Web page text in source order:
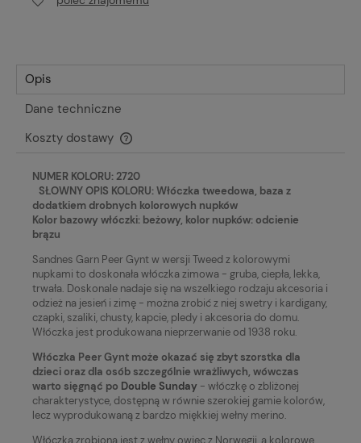
Opis
Dane techniczne
Koszty dostawy
Cena nie zawiera ewentualnych kosztów płatności
NUMER KOLORU: 2720
SŁOWNY OPIS KOLORU: Włóczka tweedowa, baza z
dodatkiem drobnych kolorowych nupków
Kolor bazowy włóczki: beżowy, kolor nupków: odcienie
brązu
Sandnes Garn Peer Gynt w wersji Tweed z kolorowymi
nupkami to doskonała włóczka zimowa - gruba, ciepła, lekka,
trwała. Doskonale nadaje się na wszelkiego rodzaju akcesoria i
odzież na jesień i zimę - można zrobić z niej swetry i kardigany,
czapki, szaliki, chusty, kapcie, pledy i akcesoria do domu.
Włóczka jest produkowana nieprzerwanie od 1938 roku.
Włóczka Peer Gynt może okazać się zbyt szorstka dla
dzieci oraz dla osób szczególnie wrażliwych, wówczas
warto sięgnąć po Double Sunday - włóczkę o zbliżonej
charakterystyce, dostępną w równie szerokiej gamie kolorów,
lecz wyprodukowaną z bardzo miękkiej wełny merino.
Włóczka zrobiona jest z wełny owiec z Norwegii, a kolorowe